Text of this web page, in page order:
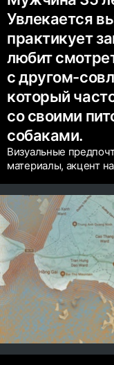
Увлекается
практикует
любит
с другом-
который
со своими
собаками.
Визуальные
материалы, акцент